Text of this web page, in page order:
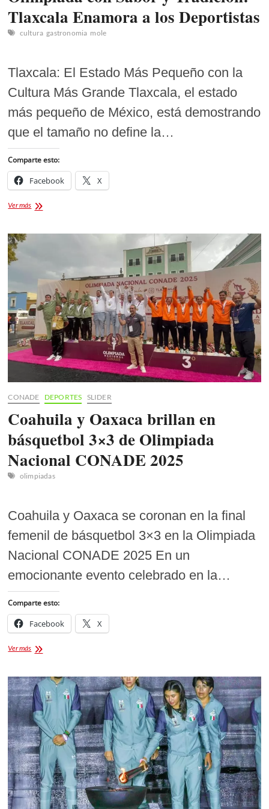
Tlaxcala Enamora a los Deportistas
cultura gastronomia mole
Tlaxcala: El Estado Más Pequeño con la
Cultura Más Grande Tlaxcala, el estado
más pequeño de México, está demostrando
que el tamaño no define la…
Comparte esto:
Facebook X
Ver másOlimpiada
los
Deportistas
CONADE DEPORTES SLIDER
Coahuila y Oaxaca brillan en
básquetbol 3×3 de Olimpiada
Nacional CONADE 2025
olimpiadas
Coahuila y Oaxaca se coronan en la final
femenil de básquetbol 3×3 en la Olimpiada
Nacional CONADE 2025 En un
emocionante evento celebrado en la…
Comparte esto:
Facebook X
Ver másCoahuila
brillan
en
básquetbol
3×3
de
Olimpiada
Nacional
CONADE
2025